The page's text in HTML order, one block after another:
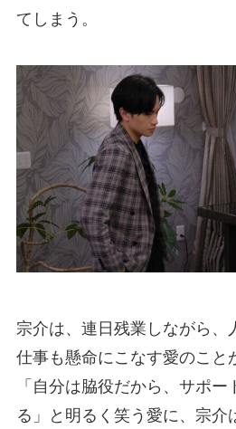
てしまう。
宗介は、連日残業しながら、
仕事も懸命にこなす愛のこと
「自分は脇役だから、サポ
る」と明るく笑う愛に、宗介